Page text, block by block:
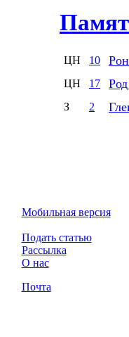
ЦН 10
ЦН 17
З 2
Мобильная версия
Подать статью
Рассылка
О нас
Почта